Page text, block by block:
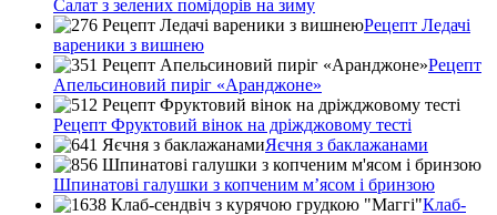
Салат з зелених помідорів на зиму
Рецепт Ледачі
вареники з вишнею
Рецепт
Апельсиновий пиріг «Аранджоне»
Рецепт Фруктовий вінок на дріжджовому тесті
Яєчня з баклажанами
Шпинатові галушки з копченим м’ясом і бринзою
Клаб-